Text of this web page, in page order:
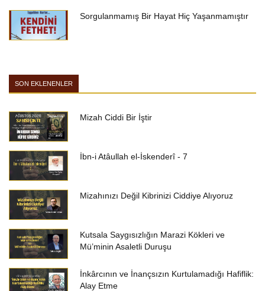
Sorgulanmamış Bir Hayat Hiç Yaşanmamıştır
SON EKLENENLER
Mizah Ciddi Bir İştir
İbn-i Atâullah el-İskenderî - 7
Mizahınızı Değil Kibrinizi Ciddiye Alıyoruz
Kutsala Saygısızlığın Marazi Kökleri ve
Mü’minin Asaletli Duruşu
İnkârcının ve İnançsızın Kurtulamadığı Hafiflik:
Alay Etme